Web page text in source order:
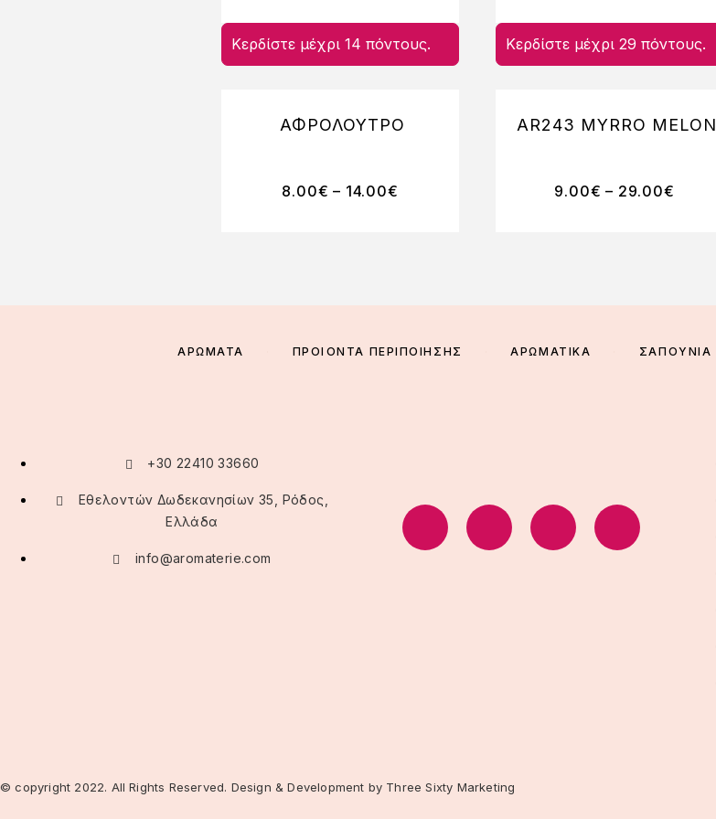
Κερδίστε μέχρι 14 πόντους.
ΑΦΡΟΛΟΥΤΡΟ
8.00€ – 14.00€
Κερδίστε μέχρι 29 πόντους.
AR243 MYRRO MELON
9.00€ – 29.00€
ΑΡΩΜΑΤΑ ΠΡΟΪΟΝΤΑ ΠΕΡΙΠΟΙΗΣΗΣ ΑΡΩΜΑΤΙΚΑ ΣΑΠΟΥΝΙΑ
+30 22410 33660
Εθελοντών Δωδεκανησίων 35, Ρόδος,
Ελλάδα
info@aromaterie.com
© copyright 2022. All Rights Reserved. Design & Development by Three Sixty Marketing